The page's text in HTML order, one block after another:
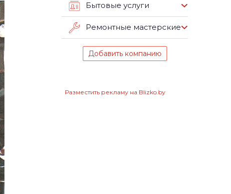
Бытовые услуги
Ремонтные мастерские
Добавить компанию
Разместить рекламу на Blizko.by